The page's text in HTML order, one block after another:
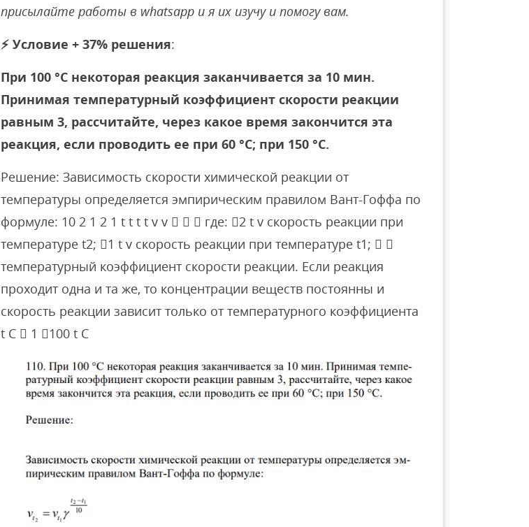
присылайте работы в whatsapp и я их изучу и помогу вам.
⚡ Условие + 37% решения:
При 100 °С некоторая реакция заканчивается за 10 мин.
Принимая температурный коэффициент скорости реакции
равным 3, рассчитайте, через какое время закончится эта
реакция, если проводить ее при 60 °С; при 150 °С.
Решение: Зависимость скорости химической реакции от
температуры определяется эмпирическим правилом Вант-Гоффа по
формуле: 10 2 1 2 1 t t t t v v    где: 2 t v скорость реакции при
температуре t2; 1 t v скорость реакции при температуре t1;  
температурный коэффициент скорости реакции. Если реакция
проходит одна и та же, то концентрации веществ постоянны и
скорость реакции зависит только от температурного коэффициента
t C  1 100 t C